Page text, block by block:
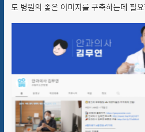
도 병원의 좋은 이미지를 구축하는데 필